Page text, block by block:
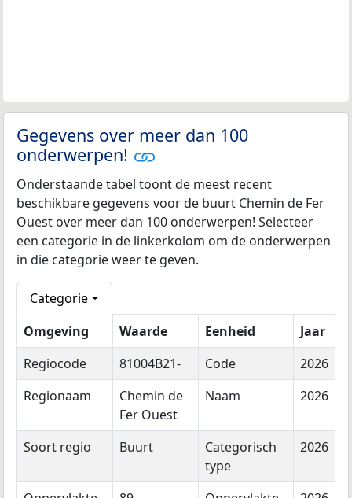
Gegevens over meer dan 100
onderwerpen!
Onderstaande tabel toont de meest recent
beschikbare gegevens voor de buurt Chemin de Fer
Ouest over meer dan 100 onderwerpen! Selecteer
een categorie in de linkerkolom om de onderwerpen
in die categorie weer te geven.
Categorie
Omgeving
Waarde Eenheid
Jaar
Regiocode
81004B21- Code
2026
Regionaam
Chemin de
Fer Ouest
Naam 2026
Soort regio Buurt
Categorisch
type
2026